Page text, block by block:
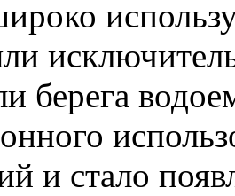
берега
и стало